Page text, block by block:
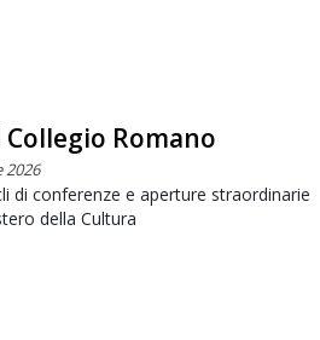
Romano
2026
di conferenze e aperture straordinarie
della Cultura